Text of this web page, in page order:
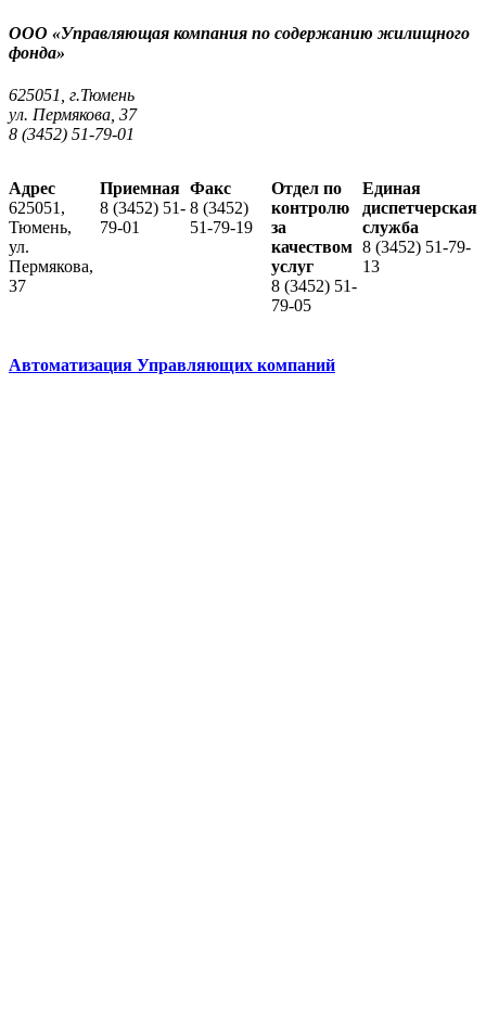
ООО «Управляющая компания по содержанию жилищного
фонда»
625051, г.Тюмень
ул. Пермякова, 37
8 (3452) 51-79-01
Адрес
625051,
Тюмень,
ул.
Пермякова,
37
Приемная
8 (3452) 51-
79-01
Факс
8 (3452)
51-79-19
Отдел по
контролю
за
качеством
услуг
8 (3452) 51-
79-05
Единая
диспетчерская
служба
8 (3452) 51-79-
13
Автоматизация Управляющих компаний